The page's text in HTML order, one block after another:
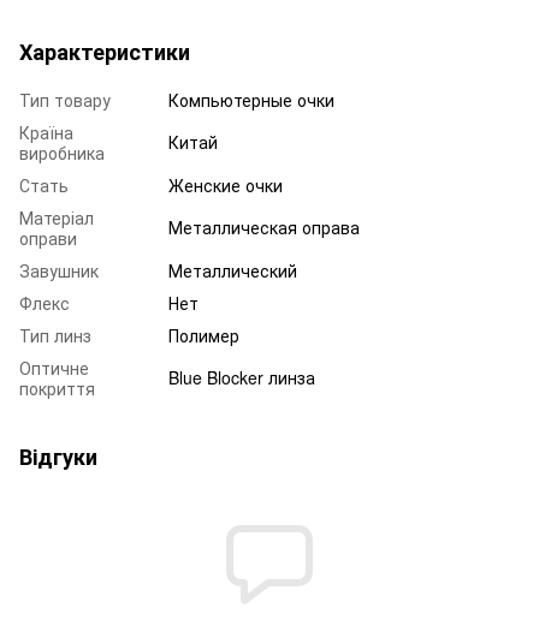
Характеристики
Тип товару
Компьютерные очки
Країна
виробника
Китай
Стать
Женские очки
Матеріал
оправи
Металлическая оправа
Завушник
Металлический
Флекс
Нет
Тип линз
Полимер
Оптичне
покриття
Blue Blocker линза
Відгуки